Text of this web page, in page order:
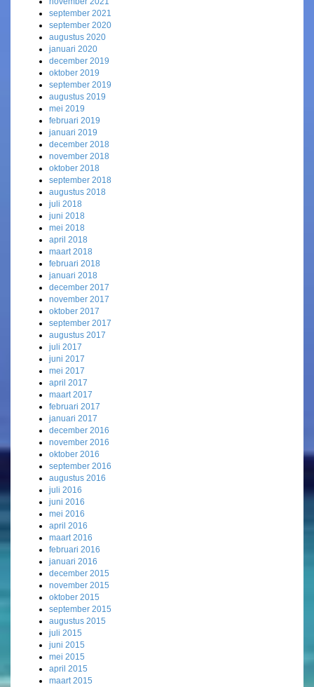
september 2021
september 2020
augustus 2020
januari 2020
december 2019
oktober 2019
september 2019
augustus 2019
mei 2019
februari 2019
januari 2019
december 2018
november 2018
oktober 2018
september 2018
augustus 2018
juli 2018
juni 2018
mei 2018
april 2018
maart 2018
februari 2018
januari 2018
december 2017
november 2017
oktober 2017
september 2017
augustus 2017
juli 2017
juni 2017
mei 2017
april 2017
maart 2017
februari 2017
januari 2017
december 2016
november 2016
oktober 2016
september 2016
augustus 2016
juli 2016
juni 2016
mei 2016
april 2016
maart 2016
februari 2016
januari 2016
december 2015
november 2015
oktober 2015
september 2015
augustus 2015
juli 2015
juni 2015
mei 2015
april 2015
maart 2015